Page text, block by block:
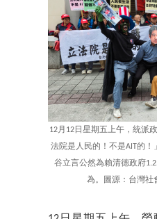
12月12日星期五上午，統派
法院是人民的！不是AIT的
谷立言公然為賴清德政府
為。圖源：台灣社